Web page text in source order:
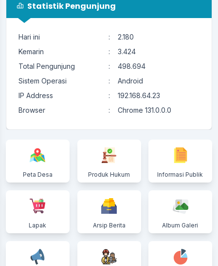
Statistik Pengunjung
Hari ini :
2.180
Kemarin
:
3.424
Total Pengunjung
:
498.694
Sistem Operasi
:
Android
IP Address
:
192.168.64.23
Browser
: Chrome 131.0.0.0
Peta Desa Produk Hukum Informasi Publik
Lapak Arsip Berita Album Galeri